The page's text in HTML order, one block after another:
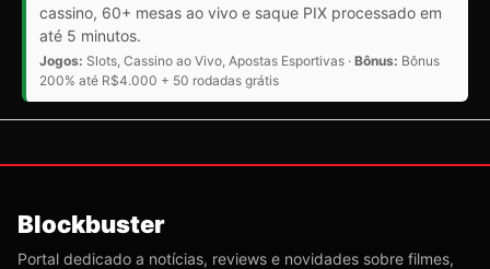
cassino, 60+ mesas ao vivo e saque PIX processado em
até 5 minutos.
Jogos: Slots, Cassino ao Vivo, Apostas Esportivas · Bônus: Bônus
200% até R$4.000 + 50 rodadas grátis
Blockbuster
Portal dedicado a notícias, reviews e novidades sobre filmes,